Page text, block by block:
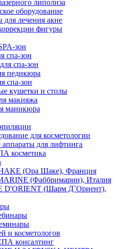
липолиза
оборудование
для лечения акне
фигуры
зон
спа-зон
спа-зон
педикюра
спа-зон
кушетки и столы
макияжа
маникюра
для косметологии
для лифтинга
косметика
(Ора Шаке), Франция
(Фаббримарин), Италия
D'ORIENT (Шарм Д`Ориент),
и косметологов
консалтинг